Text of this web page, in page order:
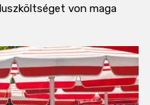
von maga